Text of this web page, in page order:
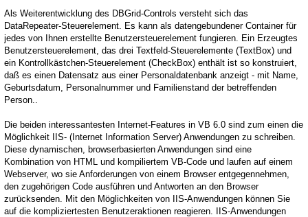
Als Weiterentwicklung des DBGrid-Controls versteht sich das
DataRepeater-Steuerelement. Es kann als datengebundener Container für
jedes von Ihnen erstellte Benutzersteuerelement fungieren. Ein Erzeugtes
Benutzersteuerelement, das drei Textfeld-Steuerelemente (TextBox) und
ein Kontrollkästchen-Steuerelement (CheckBox) enthält ist so konstruiert,
daß es einen Datensatz aus einer Personaldatenbank anzeigt - mit Name,
Geburtsdatum, Personalnummer und Familienstand der betreffenden
Person..
Die beiden interessantesten Internet-Features in VB 6.0 sind zum einen die
Möglichkeit IIS- (Internet Information Server) Anwendungen zu schreiben.
Diese dynamischen, browserbasierten Anwendungen sind eine
Kombination von HTML und kompiliertem VB-Code und laufen auf einem
Webserver, wo sie Anforderungen von einem Browser entgegennehmen,
den zugehörigen Code ausführen und Antworten an den Browser
zurücksenden. Mit den Möglichkeiten von IIS-Anwendungen können Sie
auf die kompliziertesten Benutzeraktionen reagieren. IIS-Anwendungen